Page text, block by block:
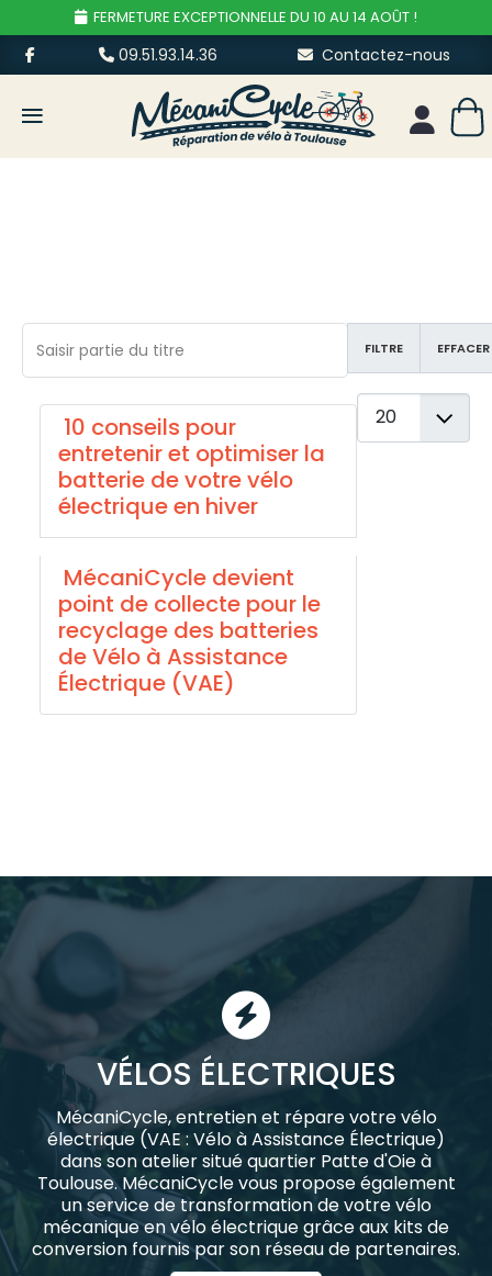
FERMETURE EXCEPTIONNELLE DU 10 AU 14 AOÛT !
09.51.93.14.36 Contactez-nous
≡ Mon
Saisir partie du titre
FILTRE EFFACER
Afficher #
10 conseils pour
entretenir et optimiser la
batterie de votre vélo
électrique en hiver
MécaniCycle devient
point de collecte pour le
recyclage des batteries
de Vélo à Assistance
Électrique (VAE)
VÉLOS ÉLECTRIQUES
MécaniCycle, entretien et répare votre vélo
électrique (VAE : Vélo à Assistance Électrique)
dans son atelier situé quartier Patte d'Oie à
Toulouse. MécaniCycle vous propose également
un service de transformation de votre vélo
mécanique en vélo électrique grâce aux kits de
conversion fournis par son réseau de partenaires.